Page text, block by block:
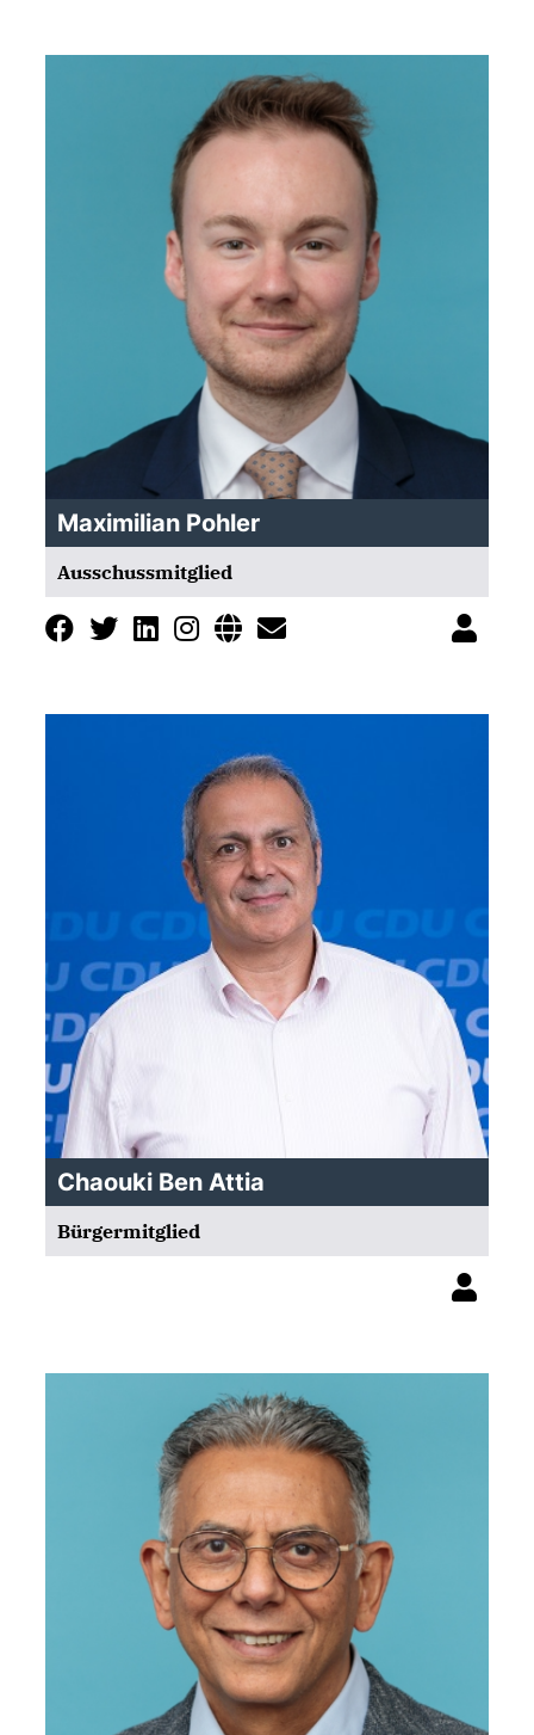
Maximilian Pohler
Ausschussmitglied
Chaouki Ben Attia
Bürgermitglied